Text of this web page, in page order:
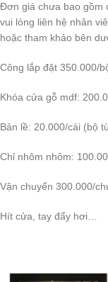
Đơn giá chưa bao gồm
vui lòng liên hệ nhân
hoặc tham khảo bên
Công lắp đặt 350.000/
Khóa cửa gỗ mdf:
Bản lề: 20.000/cái (bộ
Chỉ nhôm nhôm:
Vận chuyển 300.000/
Hít cửa, tay đẩy hơi…